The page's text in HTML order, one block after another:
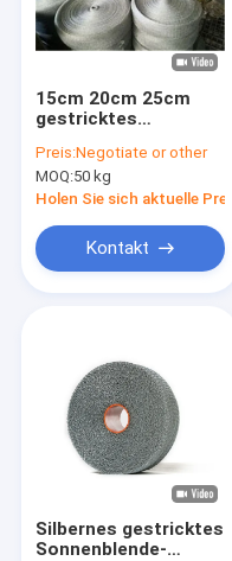
15cm 20cm 25cm
gestricktes
Draht-Mesh Tapes
SS304
Preis:Negotiate or other
MOQ:50 kg
Holen Sie sich aktuelle Preis
Kontakt
Silbernes gestricktes
Sonnenblende-